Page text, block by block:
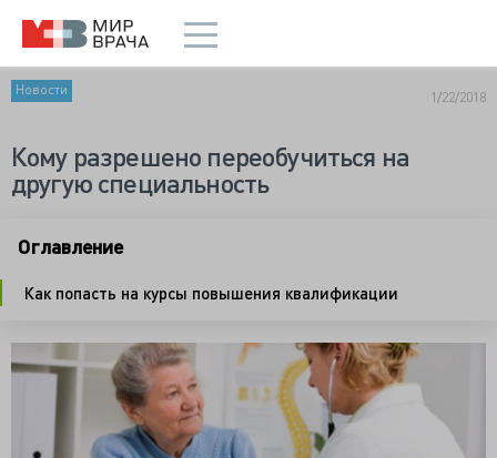
Новости 1/22/2018
Кому разрешено переобучиться на
другую специальность
Оглавление
Как попасть на курсы повышения квалификации